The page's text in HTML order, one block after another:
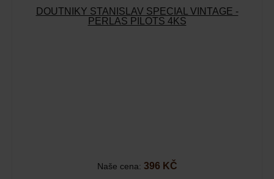
DOUTNÍKY STANISLAV SPECIAL VINTAGE -
PERLAS PILOTS 4KS
Naše cena: 396 KČ